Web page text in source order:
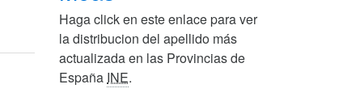
Haga click en este enlace para ver
la distribucion del apellido más
actualizada en las Provincias de
España INE.